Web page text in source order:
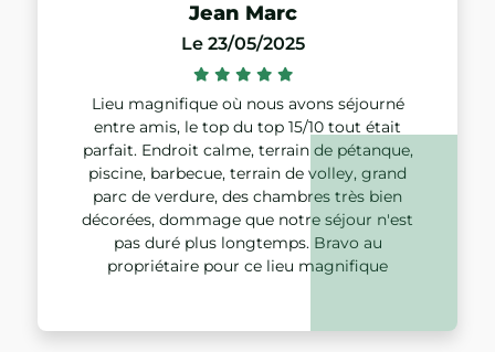
Jean Marc
Le 23/05/2025
Lieu magnifique où nous avons séjourné
entre amis, le top du top 15/10 tout était
parfait. Endroit calme, terrain de pétanque,
piscine, barbecue, terrain de volley, grand
parc de verdure, des chambres très bien
décorées, dommage que notre séjour n'est
pas duré plus longtemps. Bravo au
propriétaire pour ce lieu magnifique